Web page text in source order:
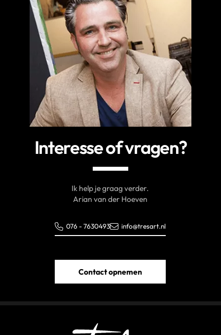
Interesse of vragen?
Ik help je graag verder.
Arian van der Hoeven
076 - 7630493 info@tresart.nl
Contact opnemen